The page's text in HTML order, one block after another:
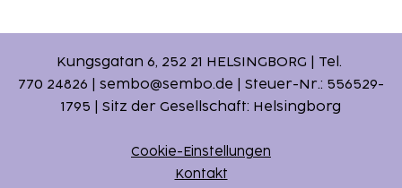
Kungsgatan 6, 252 21 HELSINGBORG | Tel.
770 24826 | sembo@sembo.de | Steuer-Nr.: 556529-
1795 | Sitz der Gesellschaft: Helsingborg
Cookie-Einstellungen
Kontakt